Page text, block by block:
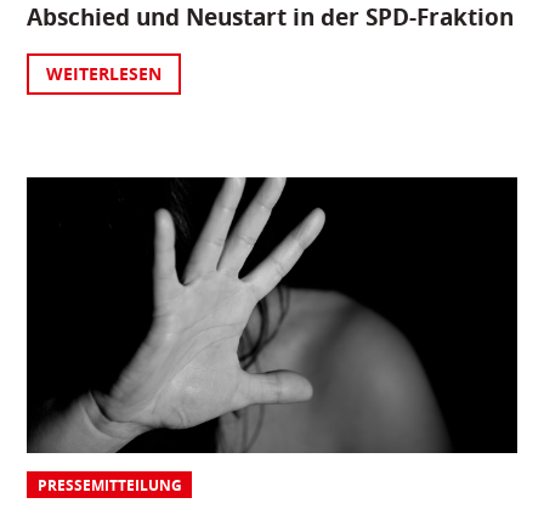
Abschied und Neustart in der SPD-Fraktion
WEITERLESEN
PRESSEMITTEILUNG